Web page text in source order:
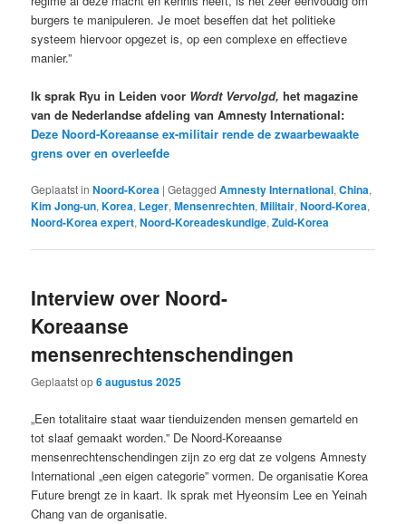
burgers te manipuleren. Je moet beseffen dat het politieke
systeem hiervoor opgezet is, op een complexe en effectieve
manier.”
Ik sprak Ryu in Leiden voor Wordt Vervolgd,het magazine
van de Nederlandse afdeling van Amnesty International:
Deze Noord-Koreaanse ex-militair rende de zwaarbewaakte
grens over en overleefde
Geplaatst in Noord-Korea |Getagged Amnesty International,China,
Kim Jong-un,Korea, Leger,Mensenrechten,Militair,Noord-Korea,
Noord-Korea expert,Noord-Koreadeskundige,Zuid-Korea
Interview over Noord-
Koreaanse
mensenrechtenschendingen
Geplaatst op6 augustus 2025
„Een totalitaire staat waar tienduizenden mensen gemarteld en
tot slaaf gemaakt worden.” De Noord-Koreaanse
mensenrechtenschendingen zijn zo erg dat ze volgens Amnesty
International „een eigen categorie” vormen. De organisatie Korea
Future brengt ze in kaart. Ik sprak met Hyeonsim Lee en Yeinah
Chang van de organisatie.